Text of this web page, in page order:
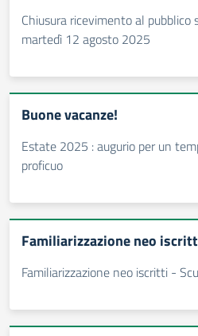
Chiusura ricevimento al pubblico
martedì 12 agosto 2025
Buone vacanze!
Estate 2025 : augurio per un
proficuo
Familiarizzazione neo
Familiarizzazione neo iscritti -